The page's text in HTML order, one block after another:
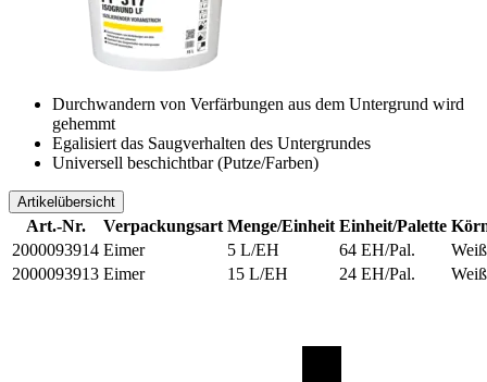
Durchwandern von Verfärbungen aus dem Untergrund wird
gehemmt
Egalisiert das Saugverhalten des Untergrundes
Universell beschichtbar (Putze/Farben)
Artikelübersicht
Art.-Nr. Verpackungsart Menge/Einheit Einheit/Palette
2000093914 Eimer 5 L/EH 64 EH/Pal.
Weiß
2000093913 Eimer 15 L/EH 24 EH/Pal. Weiß